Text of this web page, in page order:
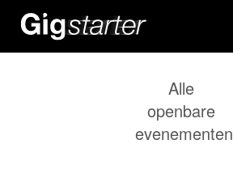
Alle
openbare
evenementen